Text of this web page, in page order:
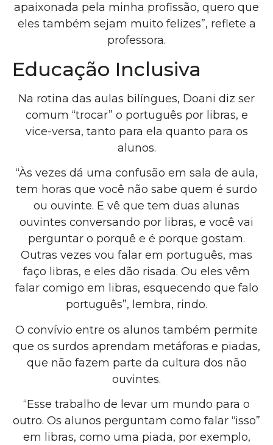
apaixonada pela minha profissão, quero que
eles também sejam muito felizes”, reflete a
professora.
Educação Inclusiva
Na rotina das aulas bilíngues, Doani diz ser
comum “trocar” o português por libras, e
vice-versa, tanto para ela quanto para os
alunos.
“Às vezes dá uma confusão em sala de aula,
tem horas que você não sabe quem é surdo
ou ouvinte. E vê que tem duas alunas
ouvintes conversando por libras, e você vai
perguntar o porquê e é porque gostam.
Outras vezes vou falar em português, mas
faço libras, e eles dão risada. Ou eles vêm
falar comigo em libras, esquecendo que falo
português”, lembra, rindo.
O convívio entre os alunos também permite
que os surdos aprendam metáforas e piadas,
que não fazem parte da cultura dos não
ouvintes.
“Esse trabalho de levar um mundo para o
outro. Os alunos perguntam como falar “isso”
em libras, como uma piada, por exemplo,